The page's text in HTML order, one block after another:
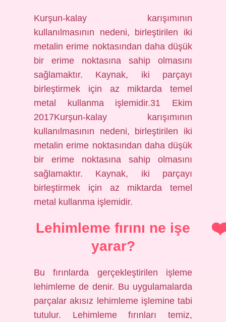
Kurşun-kalay karışımının
kullanılmasının nedeni, birleştirilen iki
metalin erime noktasından daha düşük
bir erime noktasına sahip olmasını
sağlamaktır. Kaynak, iki parçayı
birleştirmek için az miktarda temel
metal kullanma işlemidir.31 Ekim
2017Kurşun-kalay karışımının
kullanılmasının nedeni, birleştirilen iki
metalin erime noktasından daha düşük
bir erime noktasına sahip olmasını
sağlamaktır. Kaynak, iki parçayı
birleştirmek için az miktarda temel
metal kullanma işlemidir.
Lehimleme fırını ne işe
yarar?
Bu fırınlarda gerçekleştirilen işleme
lehimleme de denir. Bu uygulamalarda
parçalar akısız lehimleme işlemine tabi
tutulur. Lehimleme fırınları temiz,